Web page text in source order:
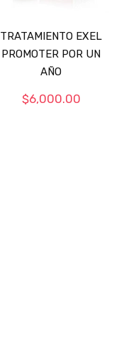
TRATAMIENTO EXEL
PROMOTER POR UN
AÑO
$6,000.00